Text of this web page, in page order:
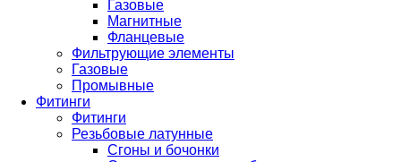
Газовые
Магнитные
Фланцевые
Фильтрующие элементы
Газовые
Промывные
Фитинги
Фитинги
Резьбовые латунные
Сгоны и бочонки